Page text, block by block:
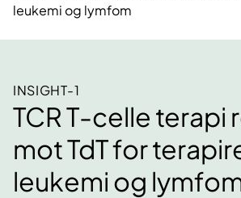
leukemi og lymfom
INSIGHT-1
TCR T-celle terapi
mot TdT for
leukemi og